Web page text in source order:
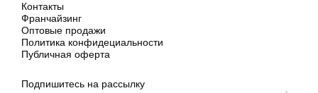
Контакты
Франчайзинг
Оптовые продажи
Политика конфидециальности
Публичная оферта
Подпишитесь на рассылку